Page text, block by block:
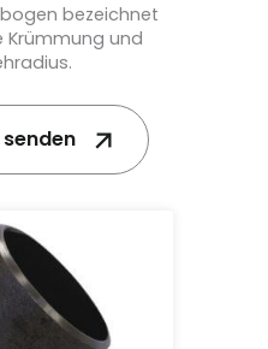
bezeichnet
Krümmung und